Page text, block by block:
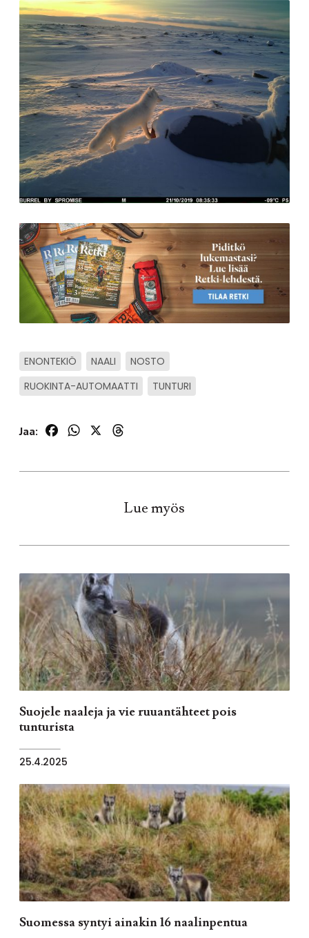
ENONTEKIÖ NAALI
NOSTO
RUOKINTA-AUTOMAATTI
TUNTURI
Jaa: FacebookWhatsApp
Lue myös
Suojele naaleja ja vie ruuantähteet pois
tunturista
25.4.2025
Suomessa syntyi ainakin 16 naalinpentua